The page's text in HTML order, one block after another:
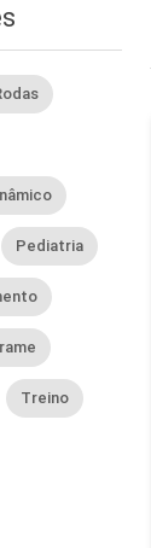
Pediatria
Treino